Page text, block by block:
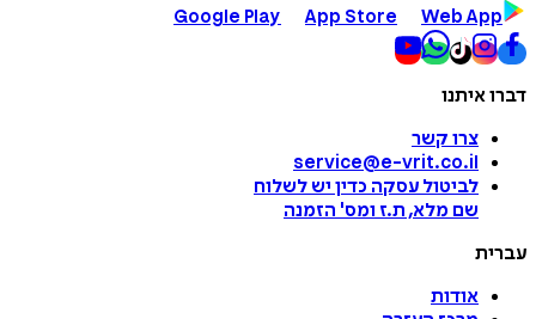
Google Play
App Store Web App
דברו איתנו
צרו קשר
service@e-vrit.co.il
לביטול עסקה כדין יש לשלוח
שם מלא, ת.ז ומס' הזמנה
עברית
אודות